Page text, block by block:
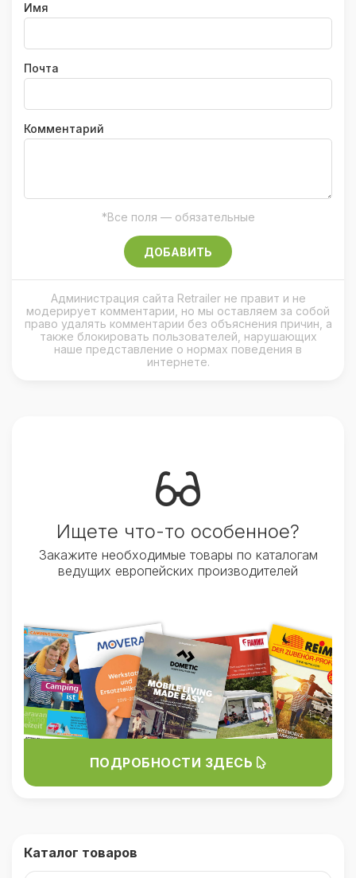
Имя
Почта
Комментарий
*Все поля — обязательные
ДОБАВИТЬ
Администрация сайта Retrailer не правит и не
модерирует комментарии, но мы оставляем за собой
право удалять комментарии без объяснения причин, а
также блокировать пользователей, нарушающих
наше представление о нормах поведения в
интернете.
Ищете что-то особенное?
Закажите необходимые товары по каталогам
ведущих европейских производителей
ПОДРОБНОСТИ ЗДЕСЬ
Каталог товаров